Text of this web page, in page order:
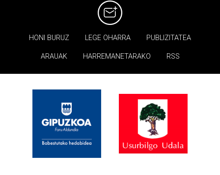
HONI BURUZ LEGE OHARRA PUBLIZITATEA
ARAUAK HARREMANETARAKO RSS